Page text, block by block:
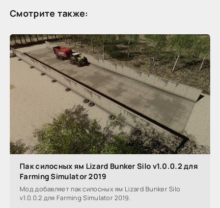
Смотрите также:
Пак силосных ям Lizard Bunker Silo v1.0.0.2 для
Farming Simulator 2019
Мод добавляет пак силосных ям Lizard Bunker Silo
v1.0.0.2 для Farming Simulator 2019.